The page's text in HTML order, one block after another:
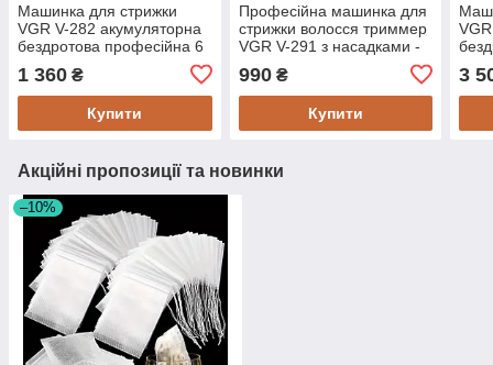
Машинка для стрижки
VGR V-282 акумуляторна
бездротова професійна 6
насадок - Догляд за тілом
1 360 ₴
Купити
Професійна машинка для
стрижки волосся триммер
VGR V-291 з насадками -
990₴
Купити
3
Акційні пропозиції та новинки
–10%